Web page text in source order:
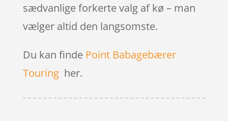
sædvanlige forkerte valg af kø – man
vælger altid den langsomste.
Du kan finde Point Babagebærer
Touringher.